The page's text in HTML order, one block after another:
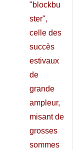
"blockbu
ster",
celle des
succès
estivaux
de
grande
ampleur,
misant de
grosses
sommes